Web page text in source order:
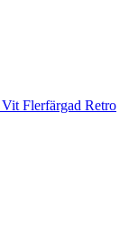
Flerfärgad Retro